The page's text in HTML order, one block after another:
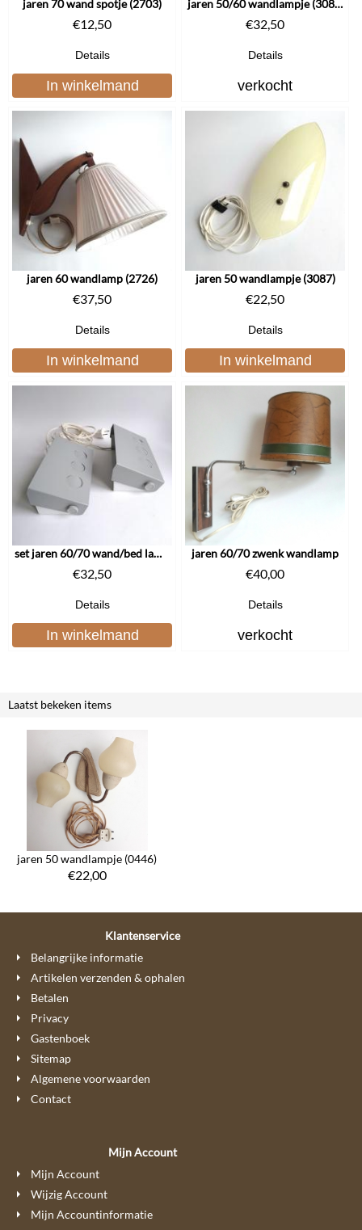
jaren 70 wand spotje (2703)
€12,50
Details
In winkelmand
jaren 50/60 wandlampje (3083)
€32,50
Details
verkocht
jaren 60 wandlamp (2726)
€37,50
Details
In winkelmand
jaren 50 wandlampje (3087)
€22,50
Details
In winkelmand
set jaren 60/70 wand/bed lampjes
€32,50
Details
In winkelmand
jaren 60/70 zwenk wandlamp
€40,00
Details
verkocht
Laatst bekeken items
jaren 50 wandlampje (0446)
€22,00
Klantenservice
Belangrijke informatie
Artikelen verzenden & ophalen
Betalen
Privacy
Gastenboek
Sitemap
Algemene voorwaarden
Contact
Mijn Account
Mijn Account
Wijzig Account
Mijn Accountinformatie